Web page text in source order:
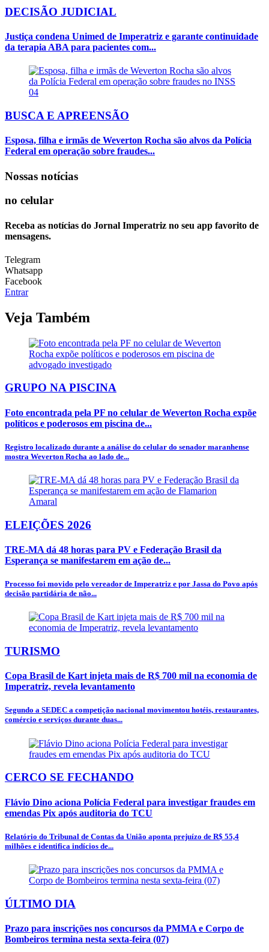
DECISÃO JUDICIAL
Justiça condena Unimed de Imperatriz e garante continuidade
da terapia ABA para pacientes com...
04
BUSCA E APREENSÃO
Esposa, filha e irmãs de Weverton Rocha são alvos da Polícia
Federal em operação sobre fraudes...
Nossas notícias
no celular
Receba as notícias do Jornal Imperatriz no seu app favorito de
mensagens.
Telegram
Whatsapp
Facebook
Entrar
Veja Também
GRUPO NA PISCINA
Foto encontrada pela PF no celular de Weverton Rocha expõe
políticos e poderosos em piscina de...
Registro localizado durante a análise do celular do senador maranhense
mostra Weverton Rocha ao lado de...
ELEIÇÕES 2026
TRE-MA dá 48 horas para PV e Federação Brasil da
Esperança se manifestarem em ação de...
Processo foi movido pelo vereador de Imperatriz e por Jassa do Povo após
decisão partidária de não...
TURISMO
Copa Brasil de Kart injeta mais de R$ 700 mil na economia de
Imperatriz, revela levantamento
Segundo a SEDEC a competição nacional movimentou hotéis, restaurantes,
comércio e serviços durante duas...
CERCO SE FECHANDO
Flávio Dino aciona Polícia Federal para investigar fraudes em
emendas Pix após auditoria do TCU
Relatório do Tribunal de Contas da União aponta prejuízo de R$ 55,4
milhões e identifica indícios de...
ÚLTIMO DIA
Prazo para inscrições nos concursos da PMMA e Corpo de
Bombeiros termina nesta sexta-feira (07)